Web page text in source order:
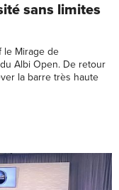
sans limites
le Mirage de
Albi Open. De retour
la barre très haute